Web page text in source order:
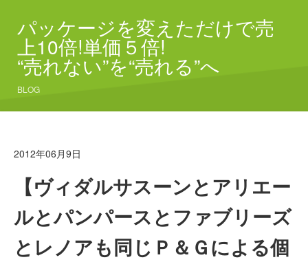
パッケージを変えただけで売
上10倍!単価５倍!
“売れない”を“売れる”へ
BLOG
2012年06月9日
【ヴィダルサスーンとアリエー
ルとパンパースとファブリーズ
とレノアも同じＰ＆Ｇによる個